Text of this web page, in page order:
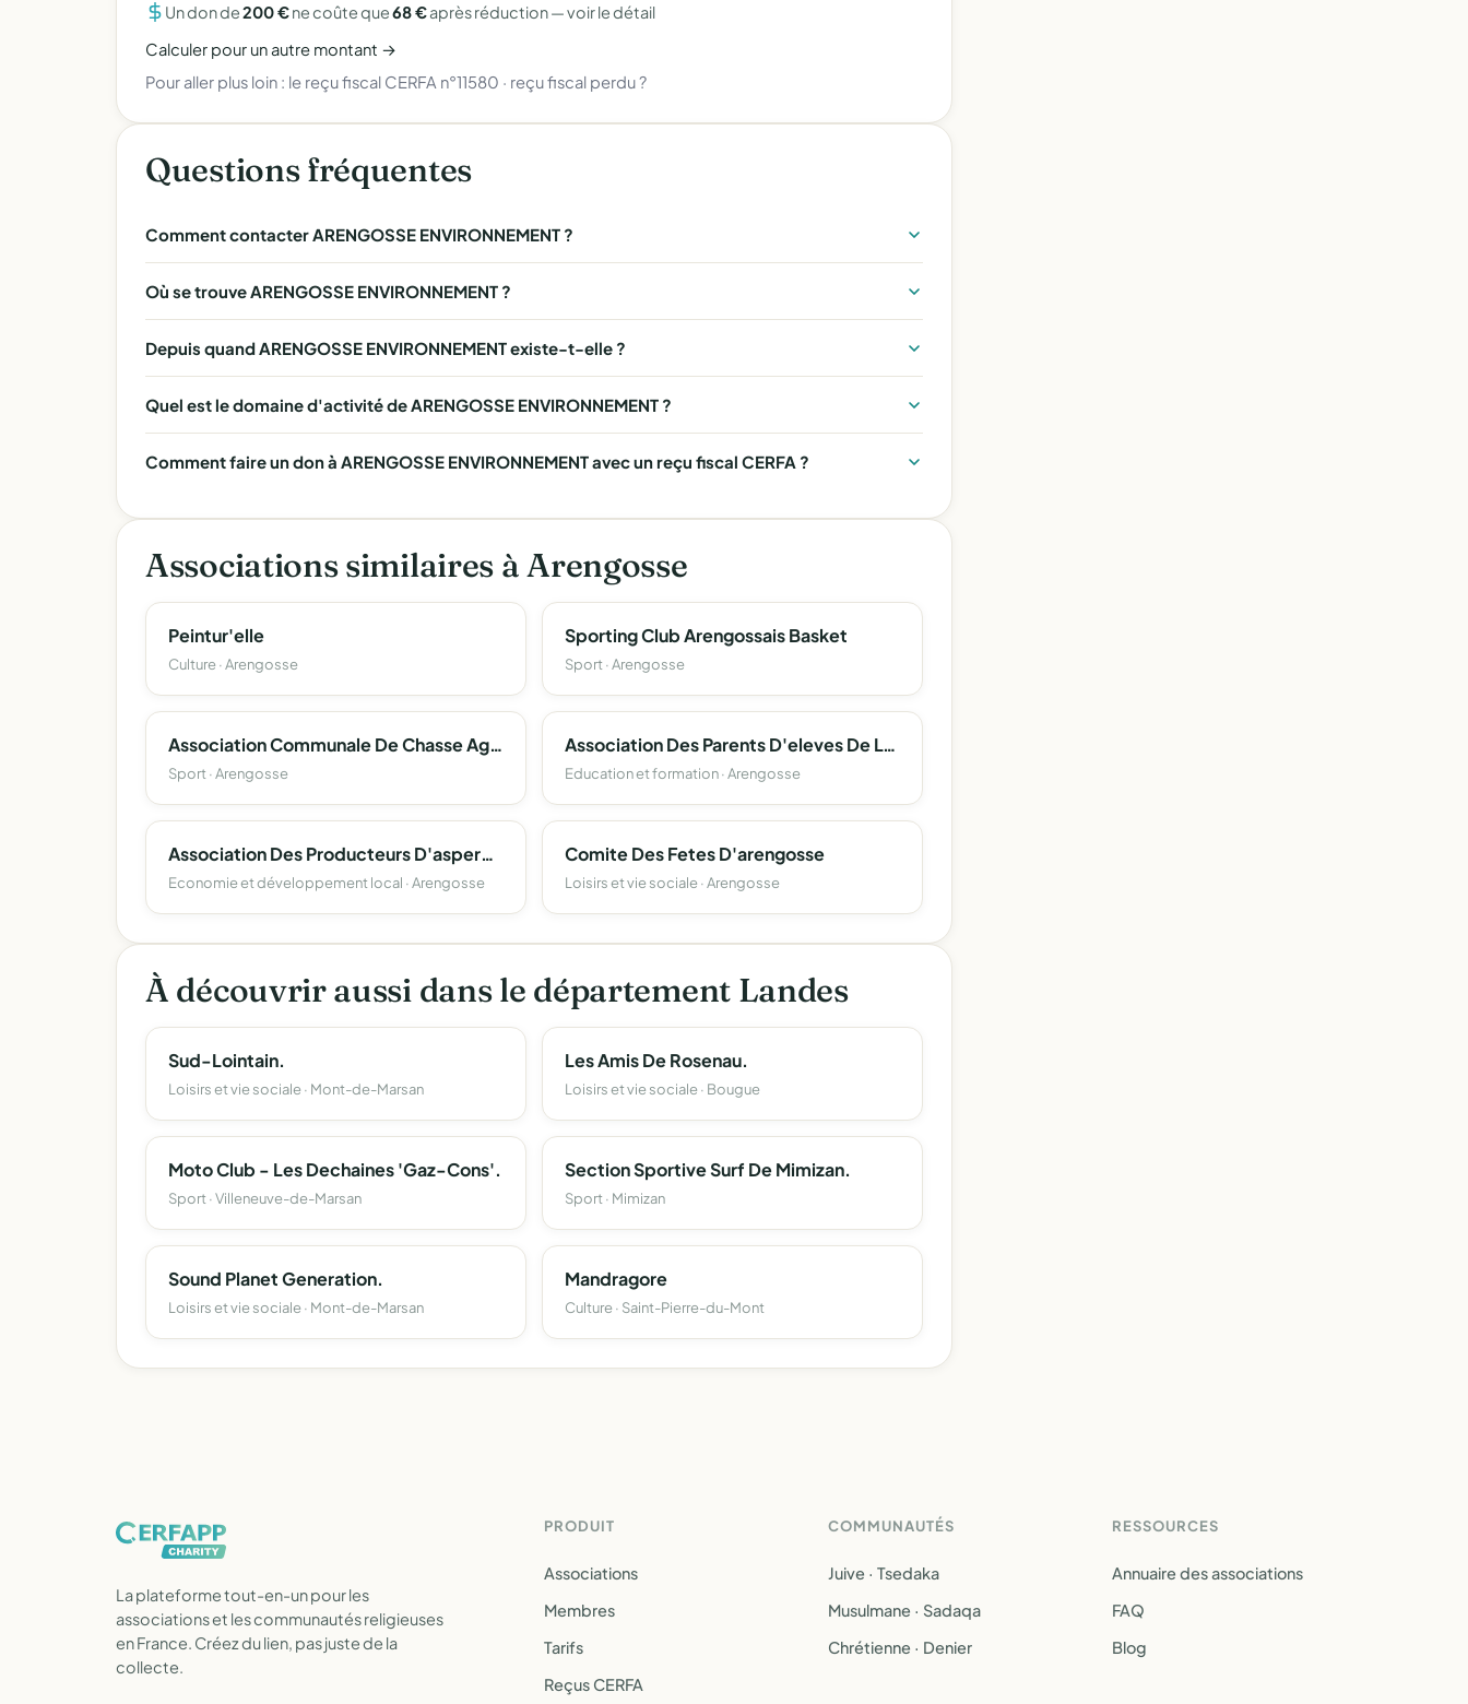
Un don de200 €ne coûte que68 €après réduction —voir le détail
Calculer pour un autre montant →
Pour aller plus loin : le reçu fiscal CERFA n°11580 · reçu fiscal perdu ?
Questions fréquentes
Comment contacter ARENGOSSE ENVIRONNEMENT ?
Où se trouve ARENGOSSE ENVIRONNEMENT ?
Depuis quand ARENGOSSE ENVIRONNEMENT existe-t-elle ?
Quel est le domaine d'activité de ARENGOSSE ENVIRONNEMENT ?
Comment faire un don à ARENGOSSE ENVIRONNEMENT avec un reçu fiscal CERFA ?
Associations similaires à Arengosse
Peintur'elle
Culture · Arengosse
Sporting Club Arengossais Basket
Sport · Arengosse
Association Communale De Chasse Agreee D'arengosse
Sport · Arengosse
Association Des Parents D'eleves De L'ecole Sainte Therese D'arengosse
Education et formation · Arengosse
Association Des Producteurs D'asperges Bio
Economie et développement local · Arengosse
Comite Des Fetes D'arengosse
Loisirs et vie sociale · Arengosse
À découvrir aussi dans le département Landes
Sud-Lointain.
Loisirs et vie sociale · Mont-de-Marsan
Les Amis De Rosenau.
Loisirs et vie sociale · Bougue
Moto Club - Les Dechaines 'Gaz-Cons'.
Sport · Villeneuve-de-Marsan
Section Sportive Surf De Mimizan.
Sport · Mimizan
Sound Planet Generation.
Loisirs et vie sociale · Mont-de-Marsan
Mandragore
Culture · Saint-Pierre-du-Mont
La plateforme tout-en-un pour les
associations et les communautés religieuses
en France. Créez du lien, pas juste de la
collecte.
PRODUIT
Associations
Membres
Tarifs
Reçus CERFA
COMMUNAUTÉS
Juive · Tsedaka
Musulmane · Sadaqa
Chrétienne · Denier
RESSOURCES
Annuaire des associations
FAQ
Blog